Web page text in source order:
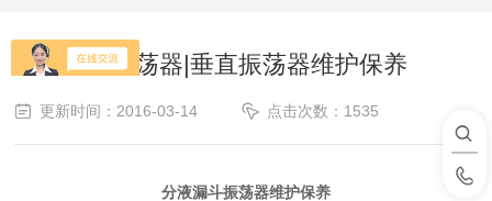
分液漏斗振荡器|垂直振荡器维护保养
更新时间：2016-03-14 点击次数：1535
分液漏斗振荡器维护保养